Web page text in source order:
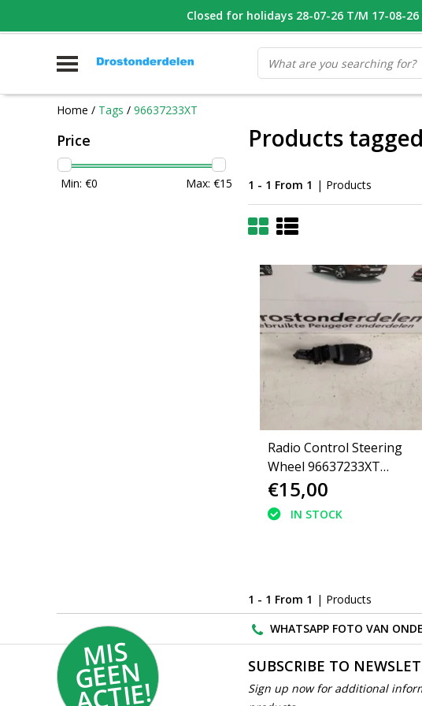
WHATSAPP FOTO VAN ONDERDEEL WAT U ZOEK VOOR 16.00
Home / Tags / 96637233XT
Price
Min: €0 Max: €15
Products
1 - 1 From 1 | Products
Radio Control Steering
Wheel 96637233XT
Peugeot 208
€15,00
IN STOCK
1 - 1 From 1 | Products
WHATSAPP FOTO VAN
MI
S
G
E
E
N
A
C
TI
E!
SUBSCRIBE TO
Sign up now for additional
Closed for holidays 28-07-26 T/M 17-08-